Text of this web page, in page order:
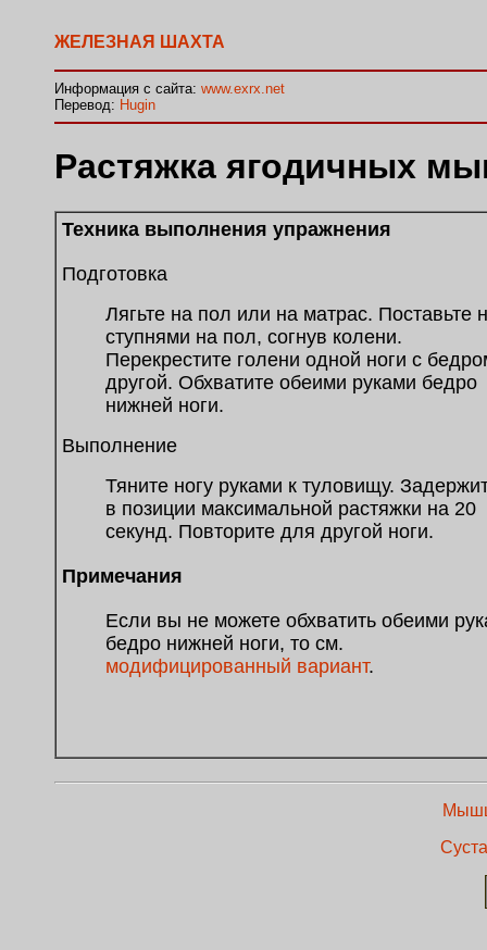
ЖЕЛЕЗНАЯ ШАХТА
Информация с сайта: www.exrx.net
Перевод: Hugin
Растяжка ягодичных
Техника выполнения упражнения
Подготовка
Лягьте на пол или на матрас. Поставьте
ступнями на пол, согнув колени.
Перекрестите голени одной ноги с
другой. Обхватите обеими руками бедро
нижней ноги.
Выполнение
Тяните ногу руками к туловищу.
в позиции максимальной растяжки на 20
секунд. Повторите для другой ноги.
Примечания
Если вы не можете обхватить обеими
бедро нижней ноги, то см.
модифицированный вариант.